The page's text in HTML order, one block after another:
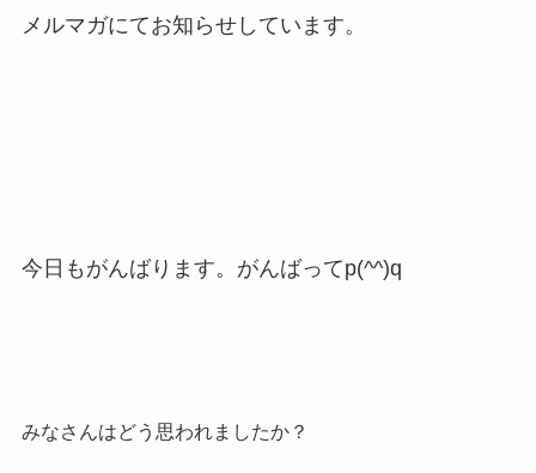
メルマガにてお知らせしています。
今日もがんばります。がんばってp(^^)q
みなさんはどう思われましたか？